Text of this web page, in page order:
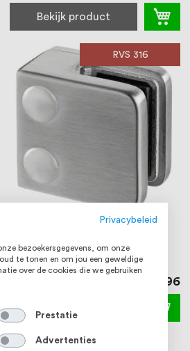
Bekijk product
RVS 316
Vlak RVS316
€ 14,96
Privacybeleid
bezoekersgegevens, om onze
te tonen en om jou een geweldige
over de cookies die we gebruiken
Prestatie
Advertenties